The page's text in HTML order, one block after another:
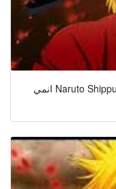
انمي Naruto Shippuden الحلقة 23 مترجم Full Hd اون لاين